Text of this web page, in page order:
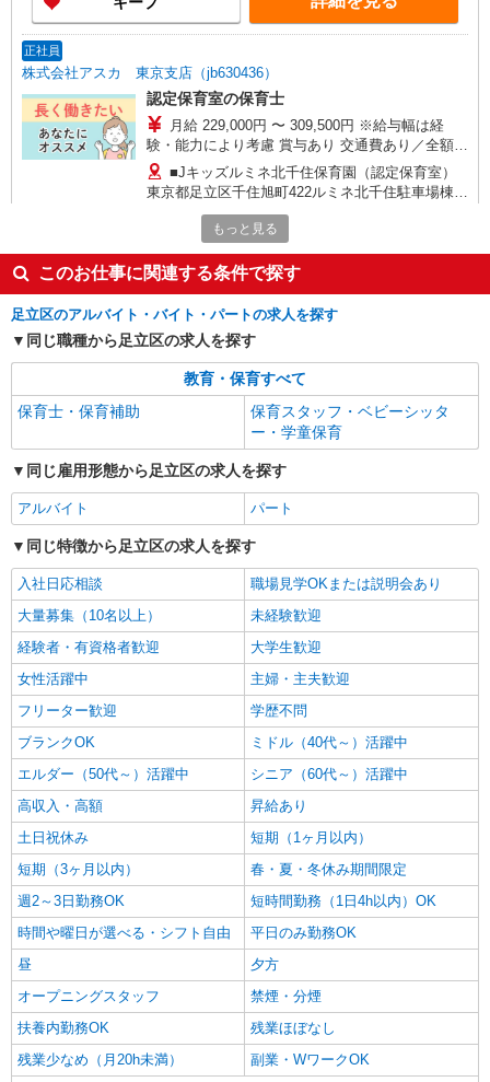
正社員
株式会社アスカ 東京支店（jb630436）
認定保育室の保育士
月給 229,000円 〜 309,500円 ※給与幅は経
験・能力により考慮 賞与あり 交通費あり／全額支
給 基本給：173,000円〜234,000円 処遇改善１手
当：25,000円〜25,000円 技能・経験手当：2,500
円〜20,000円 処遇改善３手当：9,000円〜11,000
円 キャリアＵＰ手当：19,500円〜19,500円
■Jキッズルミネ北千住保育園（認定保育室）
東京都足立区千住旭町422ルミネ北千住駐車場棟5
株式会社アスカ 東京支店（jb643553）
小規模保育園の保育士
月給 260,000円 〜 280,000円 ※給与幅は経
験・能力により考慮 賞与あり 交通費あり／全額支
給 【内訳】 手当一律：65,000円 ◎昇給制度 年1
回 ◎賞与制度 年2回（月給の2ヵ月分）
■ソラストせんじゅ保育園（小規模保育園） 東
京都足立区千住仲町18番6号メゾン白和2階
キープ
正社員
株式会社アスカ 東京支店（jb644814）
私立認可保育園の保育士
月給 254,968円 〜 343,932円 ※給与幅は経
験・能力により考慮 賞与あり 交通費あり／40,000
円まで 4大卒は264,600円〜 ※経験加算あり 調整
手当 23,568円〜24,600円 特勤手当 20,000円〜
20,000円 処遇改善手当 15,000円〜15,000円
■隅田学園（私立認可保育園） 東京都足立区中
キープ
正社員
株式会社アスカ 東京支店（jb473665）
私立認可保育園の保育士
月給 271,000円 〜 480,000円 ※給与幅は経
験・能力により考慮 賞与あり 交通費あり／規定内
（上限30000円） 〇新卒（初任給） ・専門・短大
卒： 271,000円 ・大学卒 ： 274,000円 ※
いずれも諸手当を含む／固定残業代なし ※ご経験
を考慮のうえ、最終的な給与を決定します 昇給：
■たんぽぽ保育所 北千住園（私立認可保育
園） 東京都足立区千住宮元町318
株式会社アスカ 東京支店（jb632867）
企業内保育園・企業主導型の保育士
もっと見る
このお仕事に関連する条件で探す
足立区のアルバイト・バイト・パートの求人を探す
同じ職種から足立区の求人を探す
教育・保育すべて
保育士・保育補助
保育スタッフ・ベビーシッタ
ー・学童保育
同じ雇用形態から足立区の求人を探す
アルバイト パート
同じ特徴から足立区の求人を探す
入社日応相談
職場見学OKまたは説明会あり
大量募集（10名以上）
未経験歓迎
経験者・有資格者歓迎
大学生歓迎
女性活躍中
主婦・主夫歓迎
フリーター歓迎
学歴不問
ブランクOK
ミドル（40代～）活躍中
エルダー（50代～）活躍中
シニア（60代～）活躍中
高収入・高額
昇給あり
土日祝休み
短期（1ヶ月以内）
短期（3ヶ月以内）
春・夏・冬休み期間限定
週2～3日勤務OK
短時間勤務（1日4h以内）OK
時間や曜日が選べる・シフト自由
平日のみ勤務OK
昼
夕方
オープニングスタッフ
禁煙・分煙
扶養内勤務OK
残業ほぼなし
残業少なめ（月20h未満）
副業・WワークOK